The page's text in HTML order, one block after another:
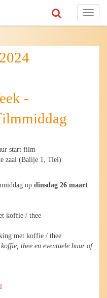
Toggle
-
start film
zaal (Balije 1, Tiel)
opdinsdag 26 maart
koffie / thee
met koffie / thee
thee en eventuele huur of